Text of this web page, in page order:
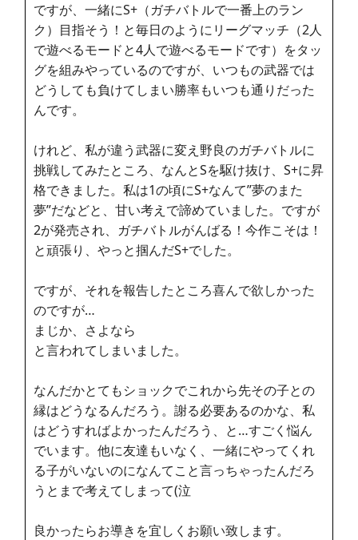
ですが、一緒にS+（ガチバトルで一番上のラン
ク）目指そう！と毎日のようにリーグマッチ（2人
で遊べるモードと4人で遊べるモードです）をタッ
グを組みやっているのですが、いつもの武器では
どうしても負けてしまい勝率もいつも通りだった
んです。
けれど、私が違う武器に変え野良のガチバトルに
挑戦してみたところ、なんとSを駆け抜け、S+に昇
格できました。私は1の頃にS+なんて”夢のまた
夢”だなどと、甘い考えで諦めていました。ですが
2が発売され、ガチバトルがんばる！今作こそは！
と頑張り、やっと掴んだS+でした。
ですが、それを報告したところ喜んで欲しかった
のですが…
まじか、さよなら
と言われてしまいました。
なんだかとてもショックでこれから先その子との
縁はどうなるんだろう。謝る必要あるのかな、私
はどうすればよかったんだろう、と…すごく悩ん
でいます。他に友達もいなく、一緒にやってくれ
る子がいないのになんてこと言っちゃったんだろ
うとまで考えてしまって(泣
良かったらお導きを宜しくお願い致します。